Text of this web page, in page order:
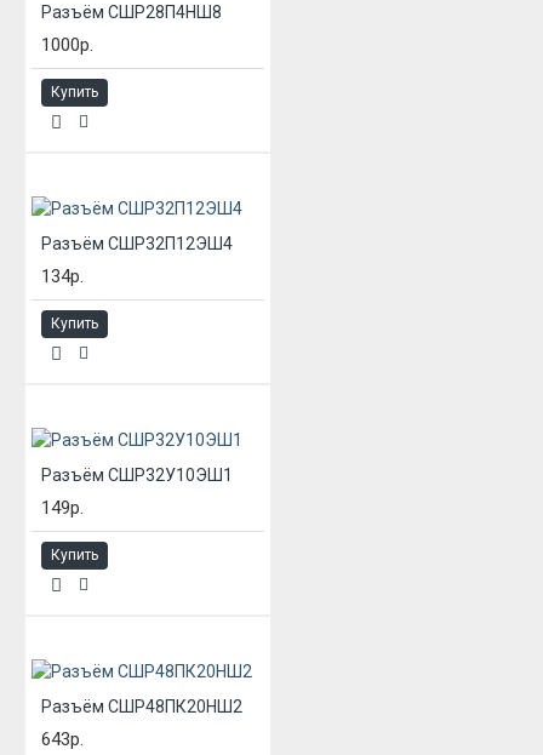
Разъём СШР28П4НШ8
1000р.
Купить
Разъём СШР32П12ЭШ4
134р.
Купить
Разъём СШР32У10ЭШ1
149р.
Купить
Разъём СШР48ПК20НШ2
643р.